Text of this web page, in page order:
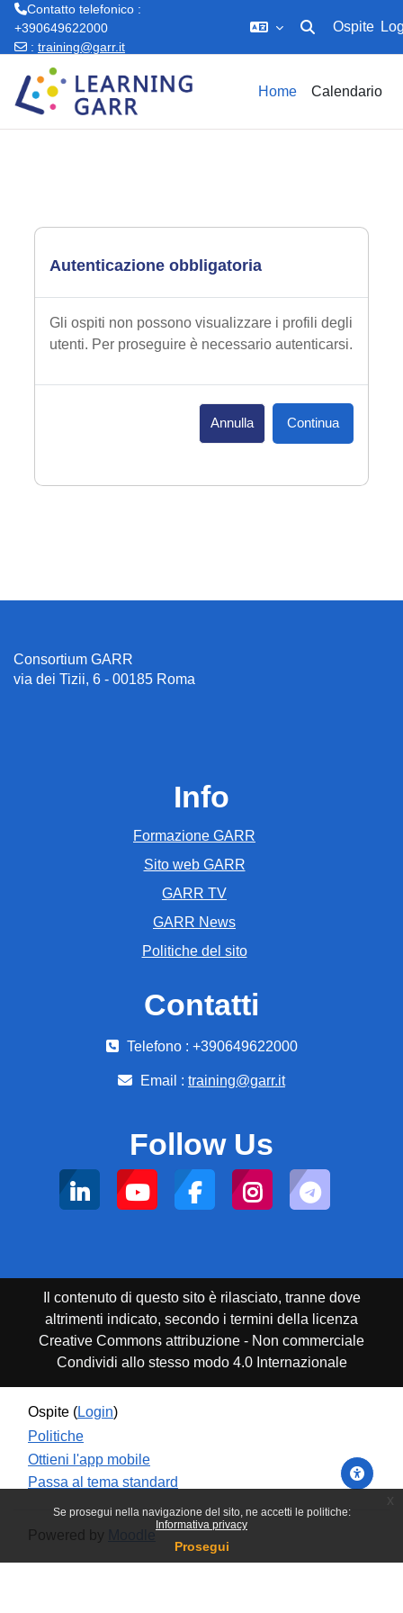
Se prosegui nella navigazione del sito, ne accetti le politiche:
Informativa privacy
Prosegui
Contatto telefonico :
+390649622000
: training@garr.it
Attiva/disattiva
Ospite
Home Calendario
Autenticazione obbligatoria
Gli ospiti non possono visualizzare i profili degli
utenti. Per proseguire è necessario autenticarsi.
Annulla Continua
Consortium GARR
via dei Tizii, 6 - 00185 Roma
Info
Formazione GARR
Sito web GARR
GARR TV
GARR News
Politiche del sito
Contatti
Telefono : +390649622000
Email : training@garr.it
Follow Us
Il contenuto di questo sito è rilasciato, tranne dove
altrimenti indicato, secondo i termini della licenza
Creative Commons attribuzione - Non commerciale
Condividi allo stesso modo 4.0 Internazionale
Ospite (Login)
Politiche
Ottieni l'app mobile
Passa al tema standard
Powered by